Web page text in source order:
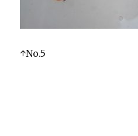
↑No.5